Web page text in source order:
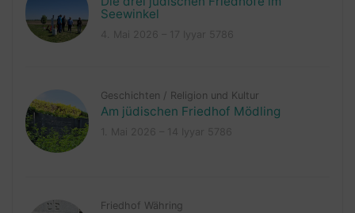
Seewinkel
Geschichten / Religion und Kultur
Am jüdischen Friedhof Mödling
Friedhof Währing